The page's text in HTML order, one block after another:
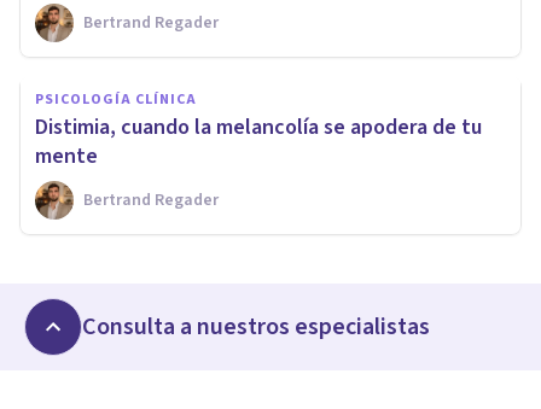
Bertrand Regader
PSICOLOGÍA CLÍNICA
Distimia, cuando la melancolía se apodera de tu
mente
Bertrand Regader
Consulta a nuestros especialistas